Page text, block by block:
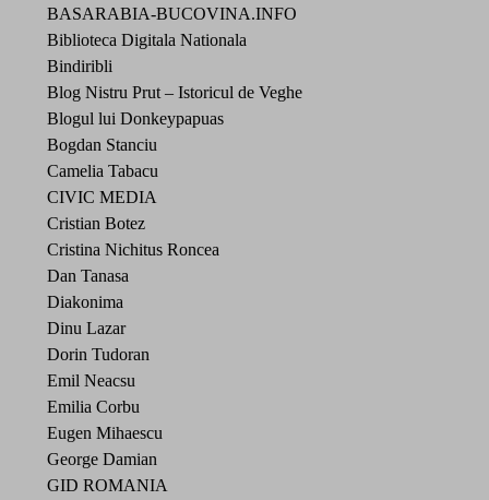
BASARABIA-BUCOVINA.INFO
Biblioteca Digitala Nationala
Bindiribli
Blog Nistru Prut – Istoricul de Veghe
Blogul lui Donkeypapuas
Bogdan Stanciu
Camelia Tabacu
CIVIC MEDIA
Cristian Botez
Cristina Nichitus Roncea
Dan Tanasa
Diakonima
Dinu Lazar
Dorin Tudoran
Emil Neacsu
Emilia Corbu
Eugen Mihaescu
George Damian
GID ROMANIA